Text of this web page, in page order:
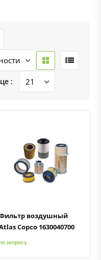
:
Быстрый просмотрДобавить к сравнению
Добавить в избранное
воздушный
Copco 1630040700
запросу